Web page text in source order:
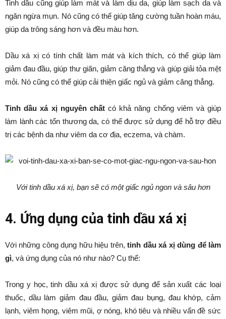
Tinh dầu cũng giúp làm mát và làm dịu da, giúp làm sạch da và
ngăn ngừa mụn. Nó cũng có thể giúp tăng cường tuần hoàn máu,
giúp da trông sáng hơn và đều màu hơn.
Dầu xá xị có tính chất làm mát và kích thích, có thể giúp làm
giảm đau đầu, giúp thư giãn, giảm căng thẳng và giúp giải tỏa mệt
mỏi. Nó cũng có thể giúp cải thiện giấc ngủ và giảm căng thẳng.
Tinh dầu xá xị nguyên chấtcó khả năng chống viêm và giúp
làm lành các tổn thương da, có thể được sử dụng để hỗ trợ điều
trị các bệnh da như viêm da cơ địa, eczema, và chàm.
Với tinh dầu xá xị, bạn sẽ có một giấc ngủ ngon và sâu hơn
4. Ứng dụng của tinh dầu xá xị
Với những công dụng hữu hiệu trên,tinh dầu xá xị dùng để làm
gì, và ứng dụng của nó như nào? Cụ thể:
Trong y học, tinh dầu xá xị được sử dụng để sản xuất các loại
thuốc, dầu làm giảm đau đầu, giảm đau bụng, đau khớp, cảm
lạnh, viêm họng, viêm mũi, ợ nóng, khó tiêu và nhiều vấn đề sức